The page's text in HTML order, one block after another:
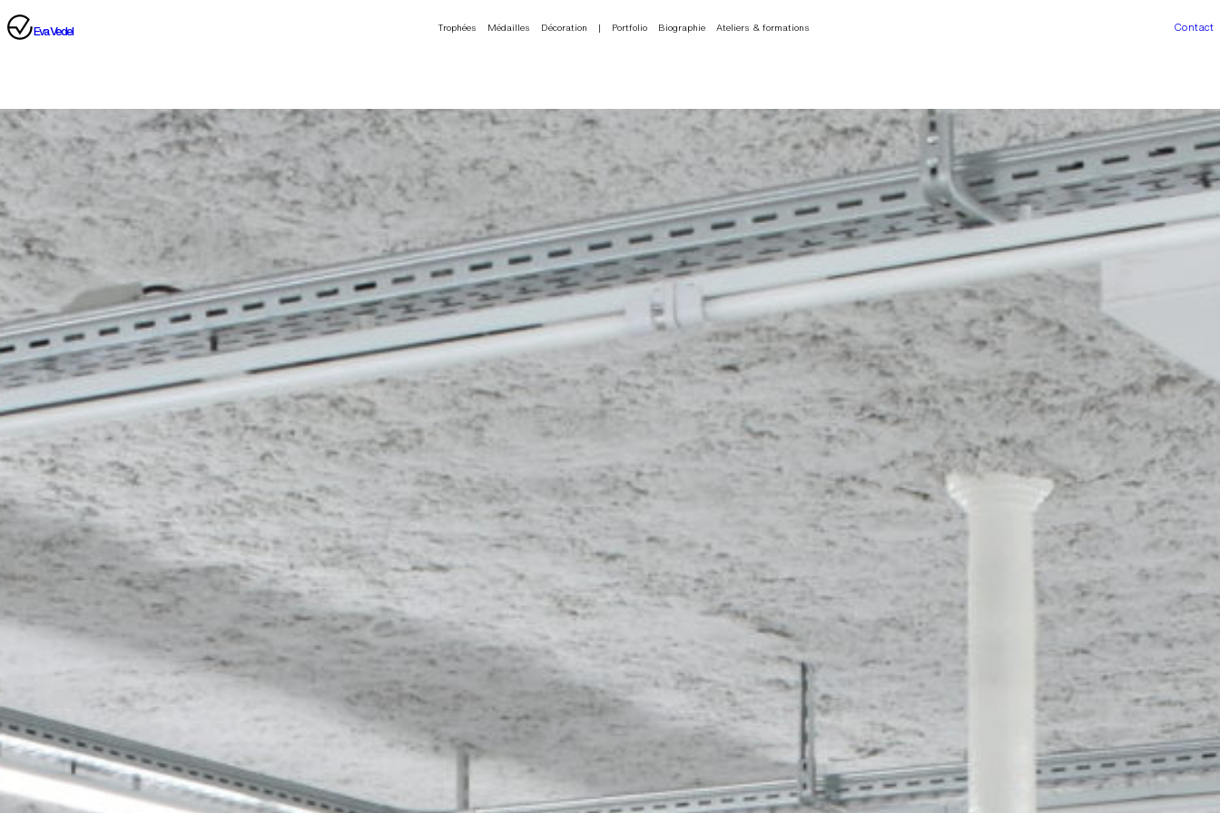
Eva Vedel Trophées Médailles Décoration | Portfolio Biographie Ateliers & formations Contact